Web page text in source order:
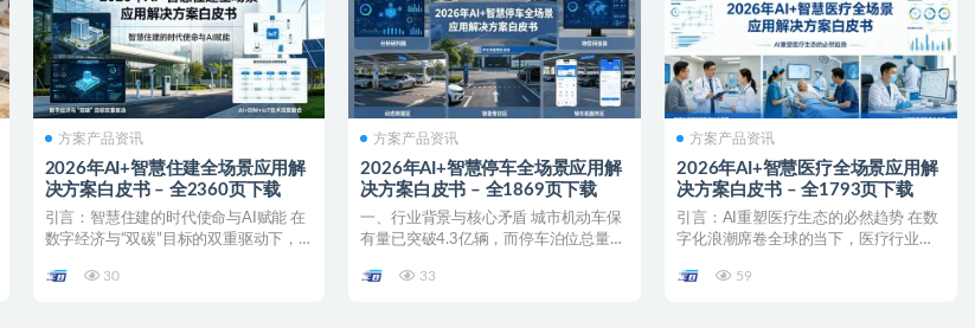
方案产品资讯
2026年AI+智慧住建全场景应用解
决方案白皮书 – 全2360页下载
引言：智慧住建的时代使命与AI赋能 在
数字经济与“双碳”目标的双重驱动下，
30
方案产品资讯
2026年AI+智慧停车全场景应用解
决方案白皮书 – 全1869页下载
一、行业背景与核心矛盾 城市机动车保
有量已突破4.3亿辆，而停车泊位总量仅
33
方案产品资讯
2026年AI+智慧医疗全场景应用解
决方案白皮书 – 全1793页下载
引言：AI重塑医疗生态的必然趋势 在数
字化浪潮席卷全球的当下，医疗行业正
59